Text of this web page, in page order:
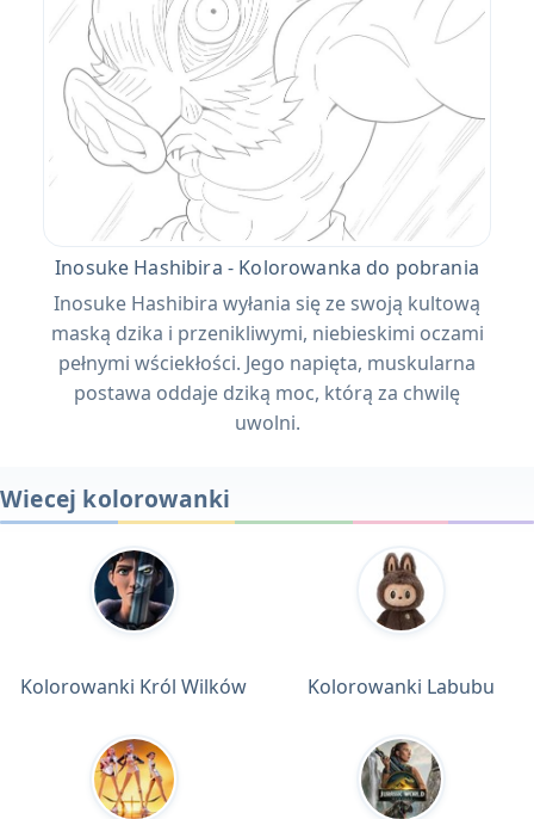
Inosuke Hashibira - Kolorowanka do pobrania
Inosuke Hashibira wyłania się ze swoją kultową
maską dzika i przenikliwymi, niebieskimi oczami
pełnymi wściekłości. Jego napięta, muskularna
postawa oddaje dziką moc, którą za chwilę
uwolni.
Wiecej kolorowanki
Kolorowanki Król Wilków Kolorowanki Labubu